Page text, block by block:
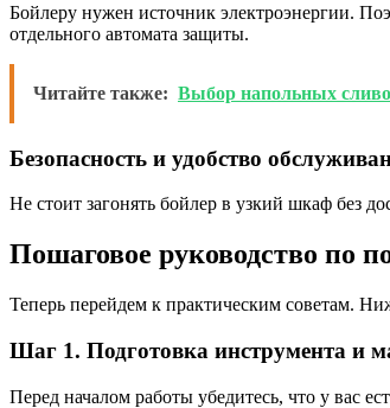
Бойлеру нужен источник электроэнергии.
отдельного автомата защиты.
Читайте также: Выбор напольных
Безопасность и удобство
Не стоит загонять бойлер в узкий шкаф без
Пошаговое руководство по
Теперь перейдем к практическим советам.
Шаг 1. Подготовка инструмента и
Перед началом работы убедитесь, что у вас